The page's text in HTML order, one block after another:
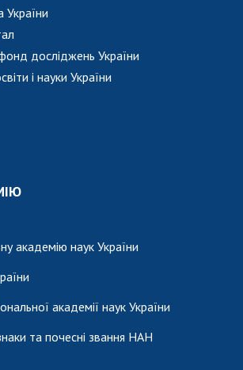
досліджень України
і науки України
академію наук України
академії наук України
та почесні звання НАН